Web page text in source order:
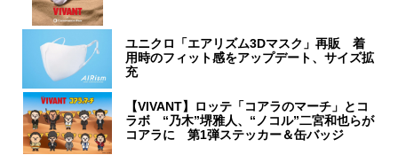
ユニクロ「エアリズム3Dマスク」再販 着
用時のフィット感をアップデート、サイズ拡
充
【VIVANT】ロッテ「コアラのマーチ」とコ
ラボ “乃木”堺雅人、“ノコル”二宮和也らが
コアラに 第1弾ステッカー＆缶バッジ